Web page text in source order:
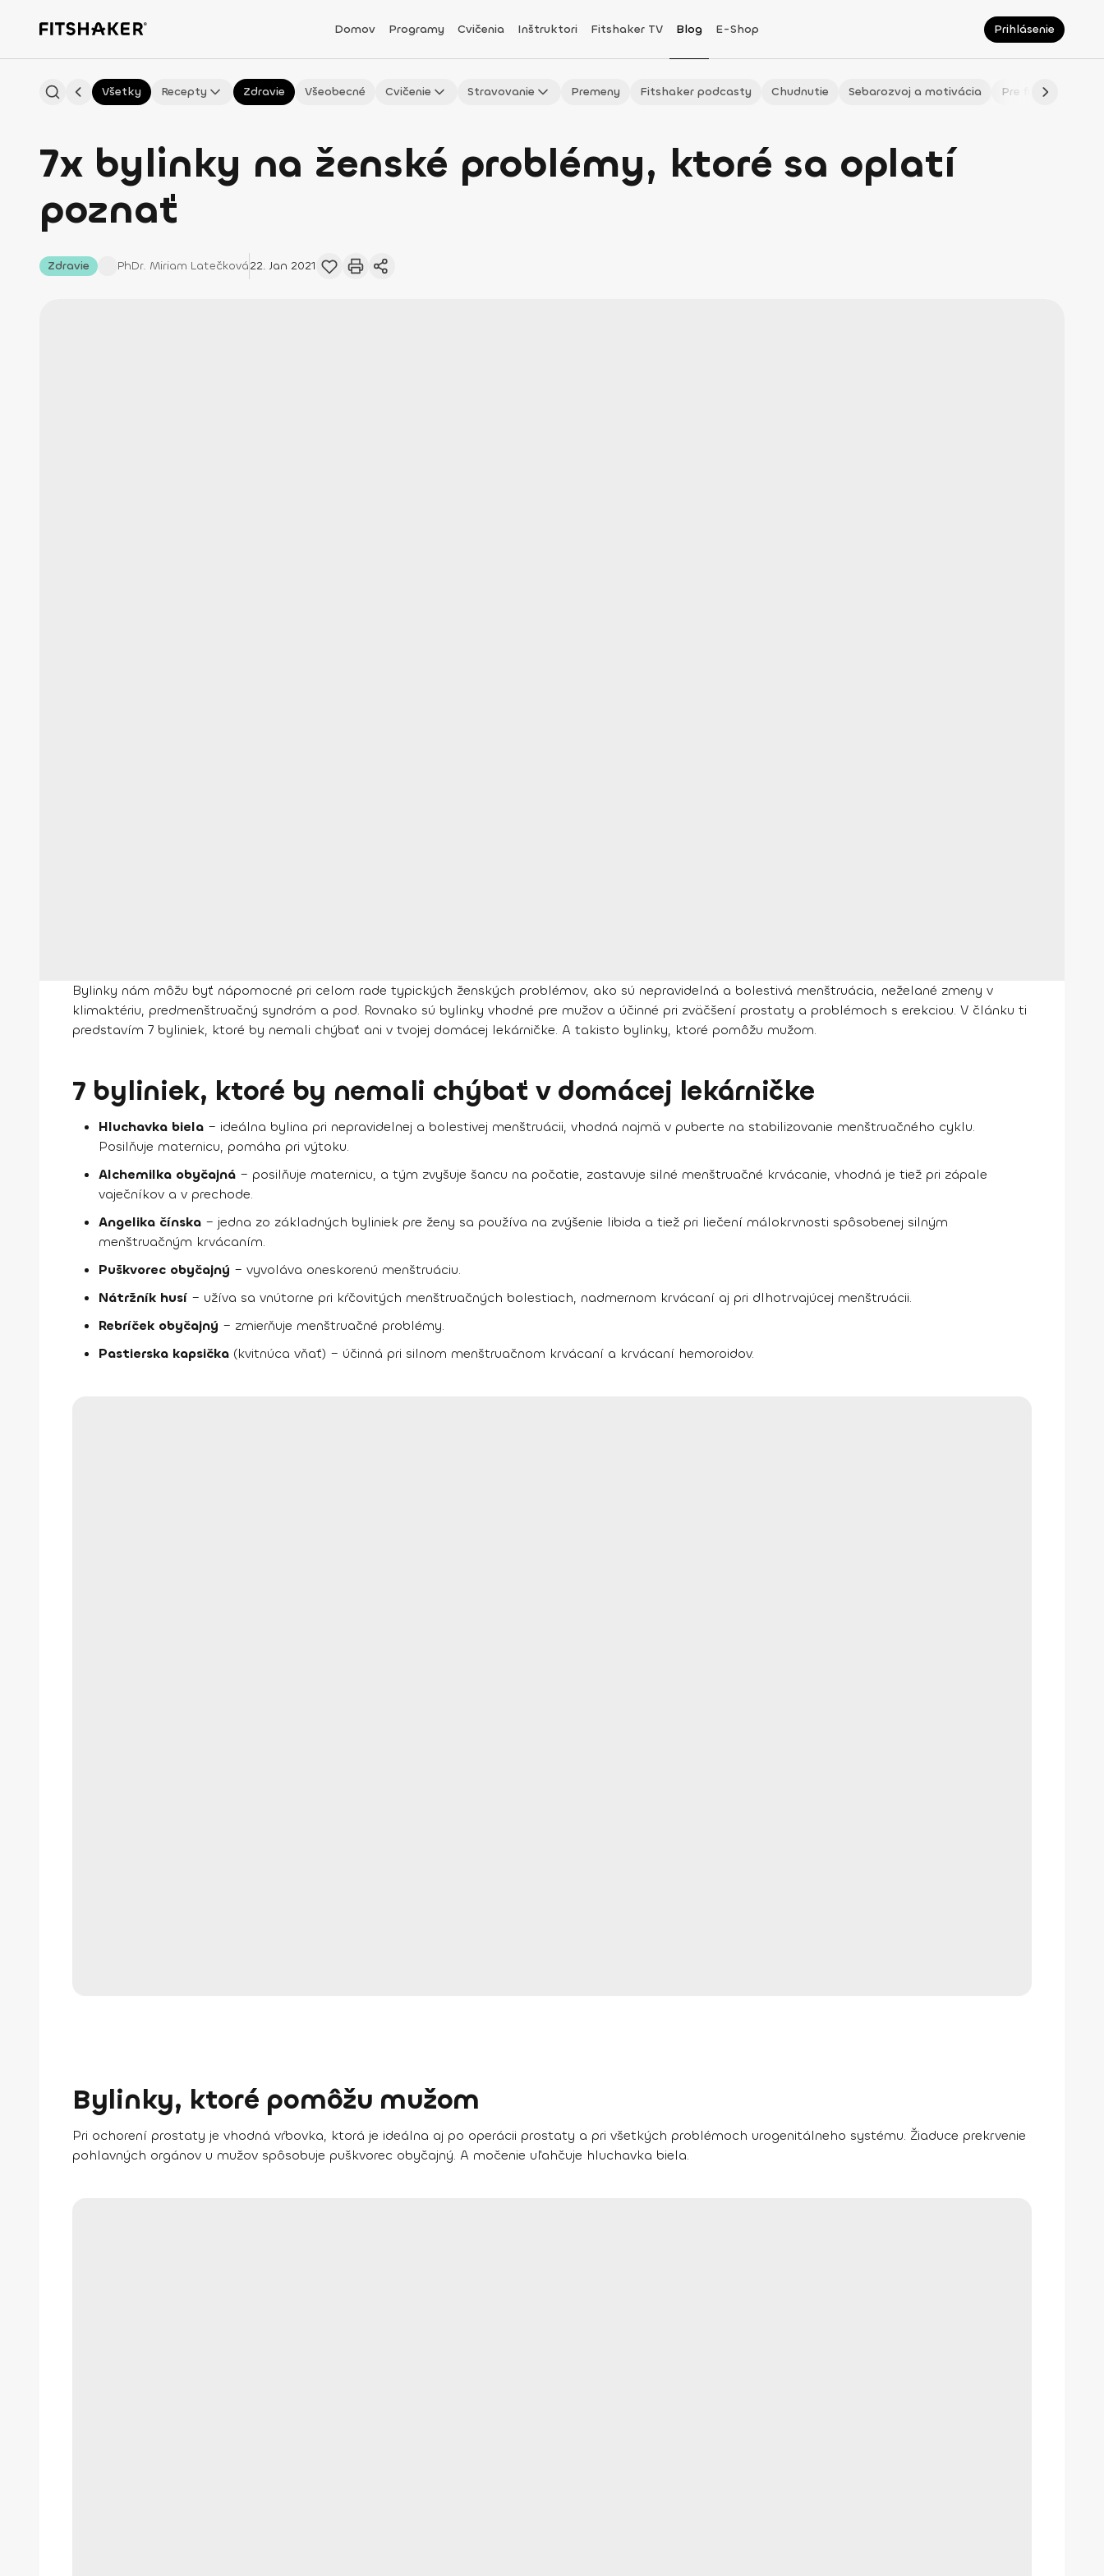
Domov Programy Cvičenia Inštruktori Fitshaker TV Blog E-Shop Prihlásenie
Všetky Recepty Zdravie Všeobecné Cvičenie Stravovanie Premeny Fitshaker podcasty Chudnutie Sebarozvoj a motivácia Pre fitmaminky
7x bylinky na ženské problémy, ktoré sa oplatí
poznať
Zdravie PhDr. Miriam Latečková22. Jan 2021
Bylinky nám môžu byť nápomocné pri celom rade typických ženských problémov, ako sú nepravidelná a bolestivá menštruácia, neželané zmeny v
klimaktériu, predmenštruačný syndróm a pod. Rovnako sú bylinky vhodné pre mužov a účinné pri zväčšení prostaty a problémoch s erekciou. V článku ti
predstavím 7 byliniek, ktoré by nemali chýbať ani v tvojej domácej lekárničke. A takisto bylinky, ktoré pomôžu mužom.
7 byliniek, ktoré by nemali chýbať v domácej lekárničke
Hluchavka biela – ideálna bylina pri nepravidelnej a bolestivej menštruácii, vhodná najmä v puberte na stabilizovanie menštruačného cyklu.
Posilňuje maternicu, pomáha pri výtoku.
Alchemilka obyčajná – posilňuje maternicu, a tým zvyšuje šancu na počatie, zastavuje silné menštruačné krvácanie, vhodná je tiež pri zápale
vaječníkov a v prechode.
Angelika čínska – jedna zo základných byliniek pre ženy sa používa na zvýšenie libida a tiež pri liečení málokrvnosti spôsobenej silným
menštruačným krvácaním.
Puškvorec obyčajný – vyvoláva oneskorenú menštruáciu.
Nátržník husí – užíva sa vnútorne pri kŕčovitých menštruačných bolestiach, nadmernom krvácaní aj pri dlhotrvajúcej menštruácii.
Rebríček obyčajný – zmierňuje menštruačné problémy.
Pastierska kapsička (kvitnúca vňať) – účinná pri silnom menštruačnom krvácaní a krvácaní hemoroidov.
Bylinky, ktoré pomôžu mužom
Pri ochorení prostaty je vhodná vŕbovka, ktorá je ideálna aj po operácii prostaty a pri všetkých problémoch urogenitálneho systému. Žiaduce prekrvenie
pohlavných orgánov u mužov spôsobuje puškvorec obyčajný. A močenie uľahčuje hluchavka biela.